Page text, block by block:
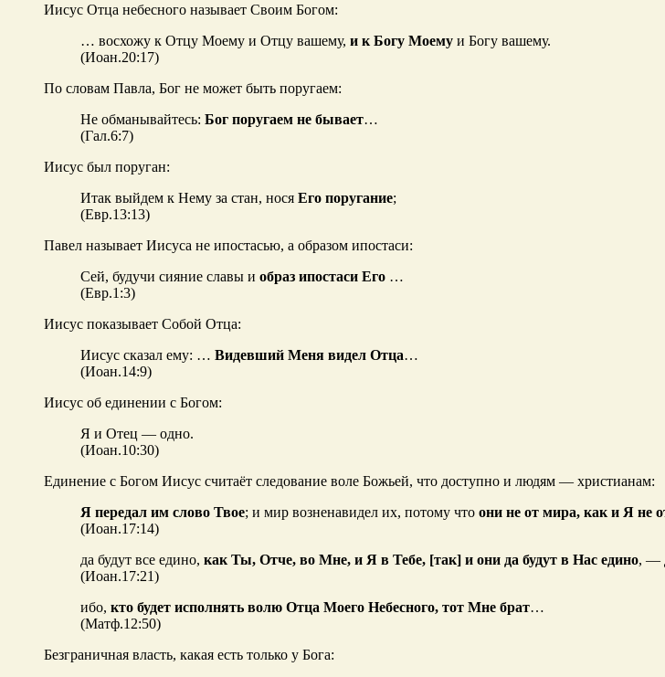
Иисус Отца небесного называет Своим Богом:
… восхожу к Отцу Моему и Отцу вашему, и к Богу Моему и Богу вашему.
(Иоан.20:17)
По словам Павла, Бог не может быть поругаем:
Не обманывайтесь: Бог поругаем не бывает…
(Гал.6:7)
Иисус был поруган:
Итак выйдем к Нему за стан, нося Его поругание;
(Евр.13:13)
Павел называет Иисуса не ипостасью, а образом ипостаси:
Сей, будучи сияние славы и образ ипостаси Его …
(Евр.1:3)
Иисус показывает Собой Отца:
Иисус сказал ему: … Видевший Меня видел Отца…
(Иоан.14:9)
Иисус об единении с Богом:
Я и Отец — одно.
(Иоан.10:30)
Единение с Богом Иисус считаёт следование воле Божьей, что доступно и людям — христианам:
Я передал им слово Твое; и мир возненавидел их, потому что они не от мира, как и Я не
(Иоан.17:14)
да будут все едино, как Ты, Отче, во Мне, и Я в Тебе, [так] и они да будут в Нас едино, —
(Иоан.17:21)
ибо, кто будет исполнять волю Отца Моего Небесного, тот Мне брат…
(Матф.12:50)
Безграничная власть, какая есть только у Бога: